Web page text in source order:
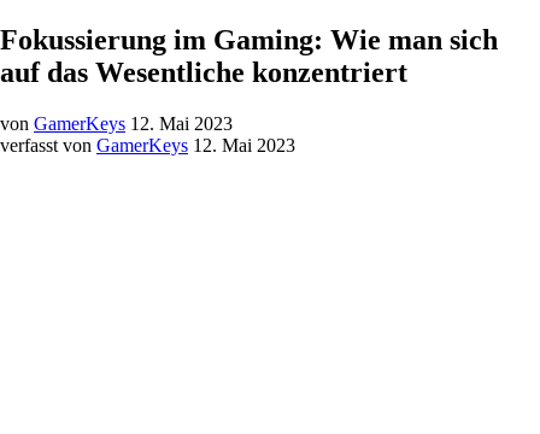
Fokussierung im Gaming: Wie man sich
auf das Wesentliche konzentriert
von GamerKeys 12. Mai 2023
verfasst von GamerKeys 12. Mai 2023